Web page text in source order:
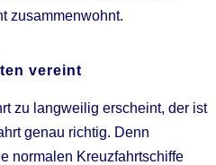
zusammenwohnt.
vereint
zu langweilig erscheint, der ist
genau richtig. Denn
normalen Kreuzfahrtschiffe